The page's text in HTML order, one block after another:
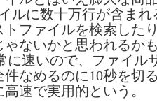
ルに数十万行が含まれ
トファイルを検索した
ゃないかと思われるか
に速いので、ファイル
件なめるのに10秒を切
速で実用的という。